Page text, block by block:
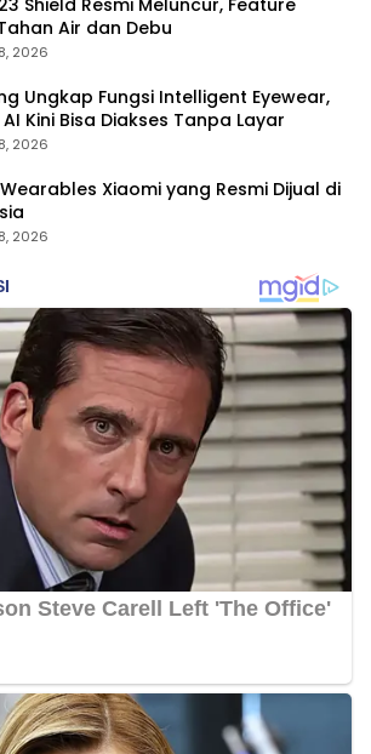
Air dan Debu
2026
Ungkap Fungsi Intelligent Eyewear,
Kini Bisa Diakses Tanpa Layar
2026
Xiaomi yang Resmi Dijual di
2026